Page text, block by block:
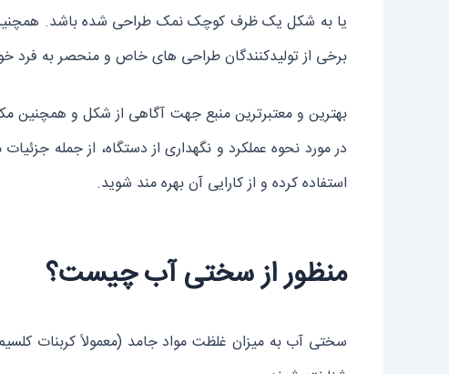
برخی از تولیدکنندگان طراحی ‌های خاص و منحصر به فرد
بهترین و معتبرترین منبع جهت آگاهی از شکل و همچنین
در مورد نحوه‌ عملکرد و نگهداری از دستگاه، از جمله
استفاده کرده و از کارایی آن بهره‌ مند شوید.
منظور از سختی آب چیست؟
سختی آب به میزان غلظت مواد جامد (معمولاً کربنات